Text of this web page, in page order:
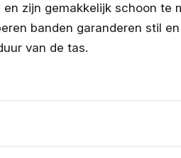
zijn gemakkelijk schoon te
banden garanderen stil
van de tas.